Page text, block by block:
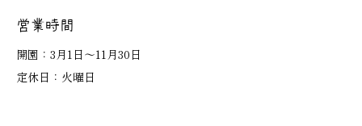
営業時間
開園：3月1日～11月30日
定休日：火曜日